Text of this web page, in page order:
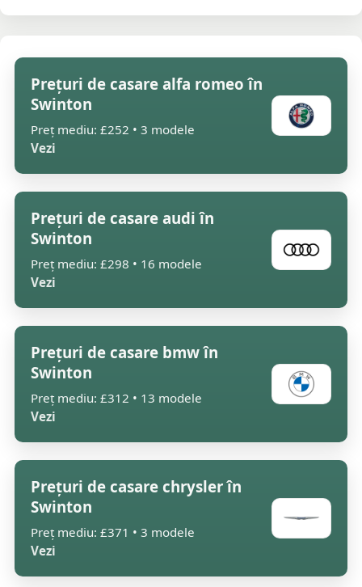
Prețuri de casare alfa romeo în
Swinton
Preț mediu: £252 • 3 modele
Vezi
Prețuri de casare audi în
Swinton
Preț mediu: £298 • 16 modele
Vezi
Prețuri de casare bmw în
Swinton
Preț mediu: £312 • 13 modele
Vezi
Prețuri de casare chrysler în
Swinton
Preț mediu: £371 • 3 modele
Vezi